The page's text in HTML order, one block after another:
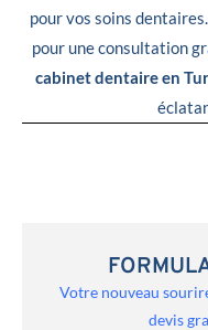
pour vos soins
pour une consultation
cabinet dentaire en
Votre nouveau
devis